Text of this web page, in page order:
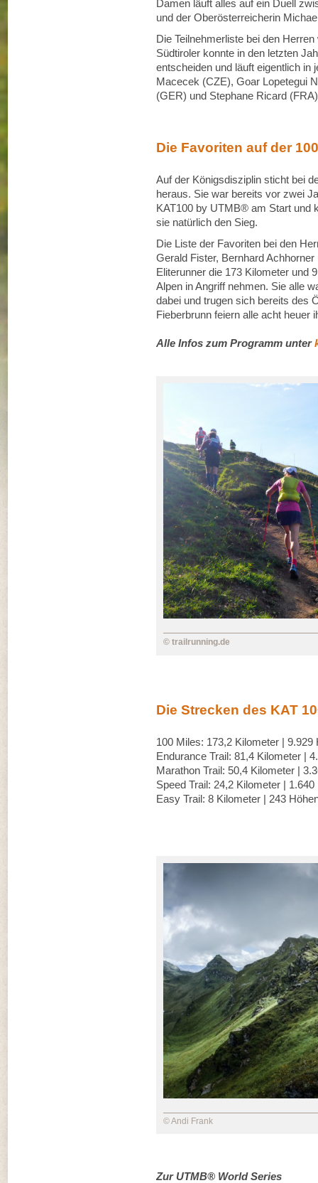
Damen läuft alles auf ein Duell
und der Oberösterreicherin
Die Teilnehmerliste bei den
Südtiroler konnte in den letzten
entscheiden und läuft eigentlich in
Macecek (CZE), Goar Lopetegui
(GER) und Stephane Ricard
Die Favoriten auf der
Auf der Königsdisziplin sticht bei
heraus. Sie war bereits vor zwei
KAT100 by UTMB® am Start und
sie natürlich den Sieg.
Die Liste der Favoriten bei den
Gerald Fister, Bernhard
Eliterunner die 173 Kilometer und
Alpen in Angriff nehmen. Sie alle
dabei und trugen sich bereits des
Fieberbrunn feiern alle acht heuer
Alle Infos zum Programm unter
© trailrunning.de
Die Strecken des KAT
100 Miles: 173,2 Kilometer |
Endurance Trail: 81,4 Kilometer |
Marathon Trail: 50,4 Kilometer |
Speed Trail: 24,2 Kilometer |
Easy Trail: 8 Kilometer | 243
© Andi Frank
Zur UTMB® World Series